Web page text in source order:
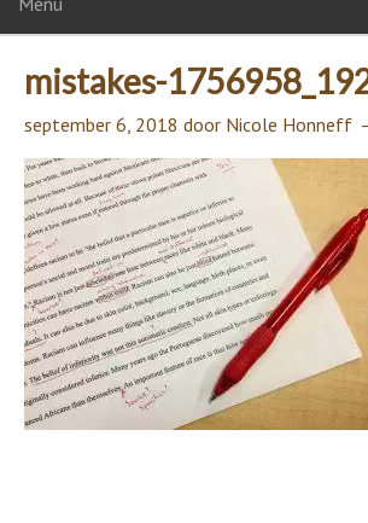
mistakes-
september 6, 2018 door Nicole Honneff